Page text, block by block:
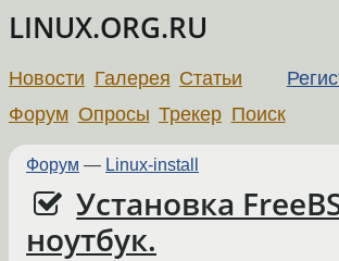
LINUX.ORG.RU
Новости Галерея Статьи
Форум Опросы Трекер Поиск
Форум — Linux-install
Установка
ноутбук.